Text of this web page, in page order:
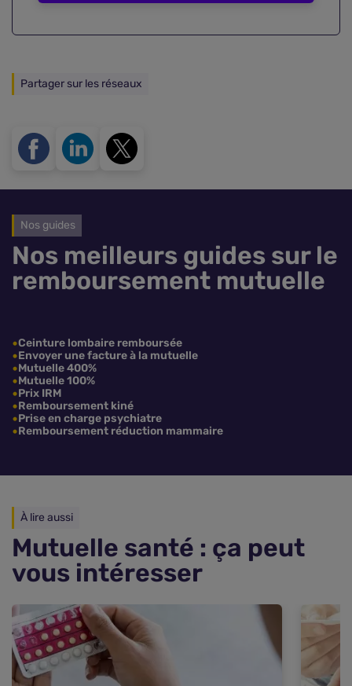
Partager sur les réseaux
Nos guides
Nos meilleurs guides sur le
remboursement mutuelle
Ceinture lombaire remboursée
Envoyer une facture à la mutuelle
Mutuelle 400%
Mutuelle 100%
Prix IRM
Remboursement kiné
Prise en charge psychiatre
Remboursement réduction mammaire
À lire aussi
Mutuelle santé : ça peut
vous intéresser